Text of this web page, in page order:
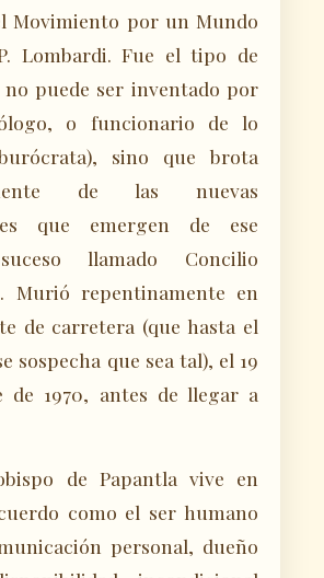
Movimiento por un Mundo
Lombardi. Fue el tipo de
no puede ser inventado por
o funcionario de lo
sino que brota
de las nuevas
que emergen de ese
llamado Concilio
Murió repentinamente en
de carretera (que hasta el
sospecha que sea tal), el 19
de 1970, antes de llegar a
de Papantla vive en
como el ser humano
personal, dueño